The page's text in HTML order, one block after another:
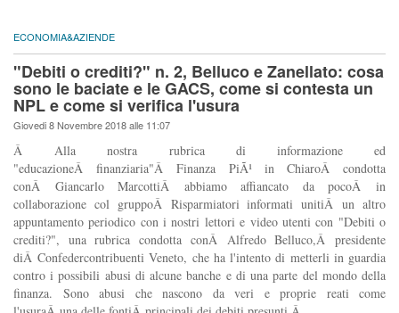
ECONOMIA&AZIENDE
"Debiti o crediti?" n. 2, Belluco e Zanellato: cosa
sono le baciate e le GACS, come si contesta un
NPL e come si verifica l'usura
Giovedi 8 Novembre 2018 alle 11:07
Â Alla nostra rubrica di informazione ed
"educazioneÂ finanziaria"Â Finanza PiÃ¹ in ChiaroÂ condotta
conÂ Giancarlo MarcottiÂ abbiamo affiancato da pocoÂ in
collaborazione col gruppoÂ Risparmiatori informati unitiÂ un altro
appuntamento periodico con i nostri lettori e video utenti con "Debiti o
crediti?", una rubrica condotta conÂ Alfredo Belluco,Â presidente
diÂ Confedercontribuenti Veneto, che ha l'intento di metterli in guardia
contro i possibili abusi di alcune banche e di una parte del mondo della
finanza. Sono abusi che nascono da veri e proprie reati come